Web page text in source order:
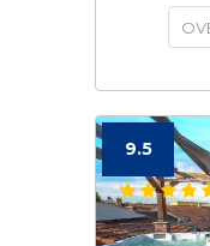
9.5